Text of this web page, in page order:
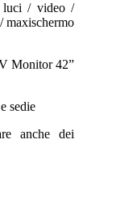
luci / video /
maxischermo
Monitor 42”
sedie
anche dei